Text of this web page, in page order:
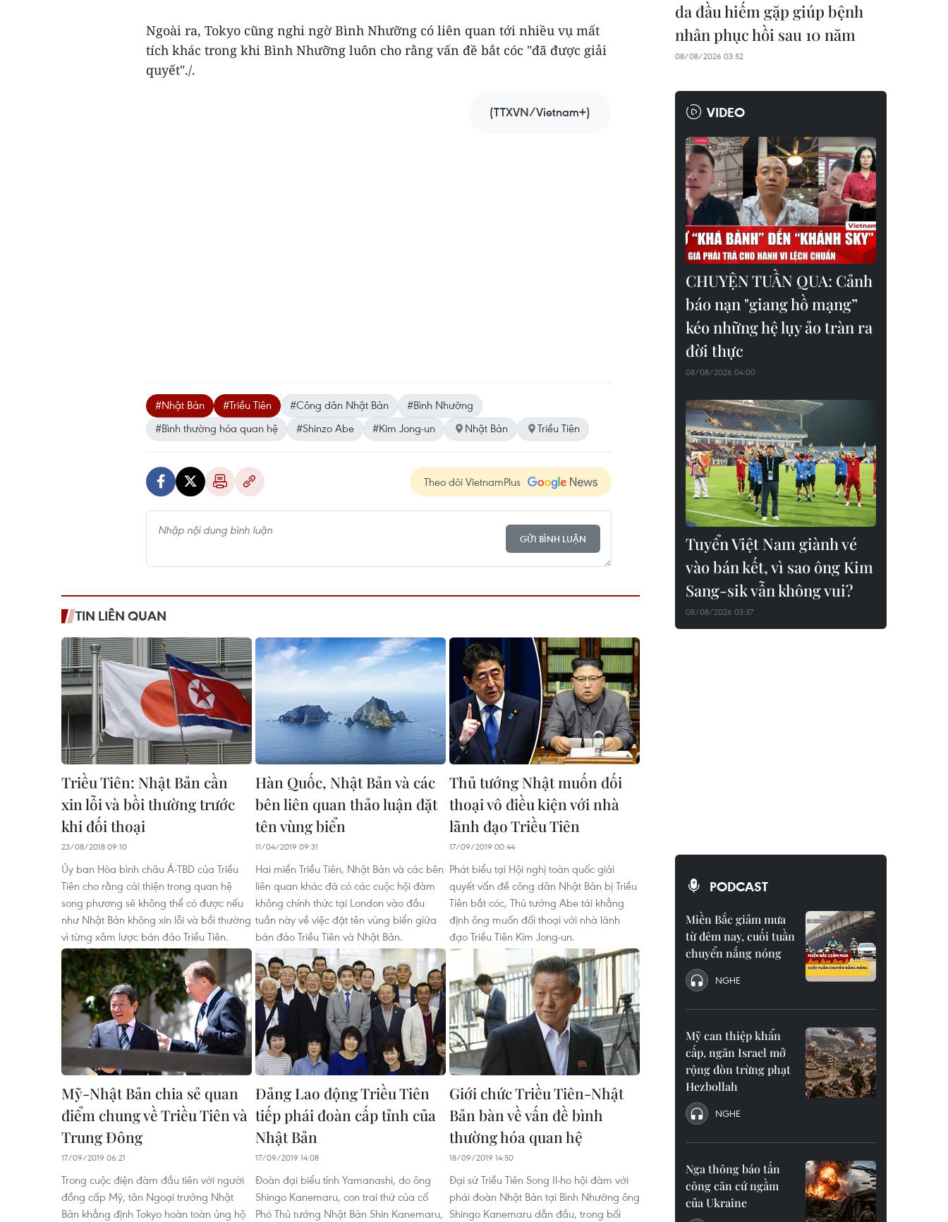
Ngoài ra, Tokyo cũng nghi ngờ Bình Nhưỡng có liên quan tới nhiều vụ mất
tích khác trong khi Bình Nhưỡng luôn cho rằng vấn đề bắt cóc "đã được giải
quyết"./.
(TTXVN/Vietnam+)
#Nhật Bản #Triều Tiên #Công dân Nhật Bản
#Bình Nhưỡng
#Bình thường hóa quan hệ
#Shinzo Abe #Kim Jong-un Nhật Bản Triều Tiên
Theo dõi VietnamPlus
GỬI BÌNH LUẬN
TIN LIÊN QUAN
Triều Tiên: Nhật Bản cần
xin lỗi và bồi thường trước
khi đối thoại
23/08/2018 09:10
Ủy ban Hòa bình châu Á-TBD của Triều
Tiên cho rằng cải thiện trong quan hệ
song phương sẽ không thể có được nếu
như Nhật Bản không xin lỗi và bồi thường
vì từng xâm lược bán đảo Triều Tiên.
Hàn Quốc, Nhật Bản và các
bên liên quan thảo luận đặt
tên vùng biển
11/04/2019 09:31
Hai miền Triều Tiên, Nhật Bản và các bên
liên quan khác đã có các cuộc hội đàm
không chính thức tại London vào đầu
tuần này về việc đặt tên vùng biển giữa
bán đảo Triều Tiên và Nhật Bản.
Thủ tướng Nhật muốn đối
thoại vô điều kiện với nhà
lãnh đạo Triều Tiên
17/09/2019 00:44
Phát biểu tại Hội nghị toàn quốc giải
quyết vấn đề công dân Nhật Bản bị Triều
Tiên bắt cóc, Thủ tướng Abe tái khẳng
định ông muốn đối thoại với nhà lãnh
đạo Triều Tiên Kim Jong-un.
Mỹ-Nhật Bản chia sẻ quan
điểm chung về Triều Tiên và
Trung Đông
17/09/2019 06:21
Trong cuộc điện đàm đầu tiên với người
đồng cấp Mỹ, tân Ngoại trưởng Nhật
Bản khẳng định Tokyo hoàn toàn ủng hộ
Đảng Lao động Triều Tiên
tiếp phái đoàn cấp tỉnh của
Nhật Bản
17/09/2019 14:08
Đoàn đại biểu tỉnh Yamanashi, do ông
Shingo Kanemaru, con trai thứ của cố
Phó Thủ tướng Nhật Bản Shin Kanemaru,
Giới chức Triều Tiên-Nhật
Bản bàn về vấn đề bình
thường hóa quan hệ
18/09/2019 14:50
Đại sứ Triều Tiên Song Il-ho hội đàm với
phái đoàn Nhật Bản tại Bình Nhưỡng ông
Shingo Kanemaru dẫn đầu, trong bối
da đầu hiếm gặp giúp bệnh
nhân phục hồi sau 10 năm
08/08/2026 03:52
VIDEO
CHUYỆN TUẦN QUA: Cảnh
báo nạn "giang hồ mạng”
kéo những hệ lụy ảo tràn ra
đời thực
08/08/2026 04:00
Tuyển Việt Nam giành vé
vào bán kết, vì sao ông Kim
Sang-sik vẫn không vui?
08/08/2026 03:37
PODCAST
Miền Bắc giảm mưa
từ đêm nay, cuối tuần
chuyển nắng nóng
NGHE
Mỹ can thiệp khẩn
cấp, ngăn Israel mở
rộng đòn trừng phạt
Hezbollah
NGHE
Nga thông báo tấn
công căn cứ ngầm
của Ukraine